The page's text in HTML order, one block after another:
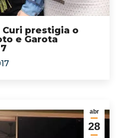
prestigia o
e Garota
abr
28